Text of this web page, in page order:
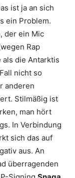
ist ja an sich
ein Problem.
der ein Mic
Rap
als die Antarktis
nicht so
anderen
Stilmäßig ist
man hört
In Verbindung
sich das auf
aus. An
überragenden